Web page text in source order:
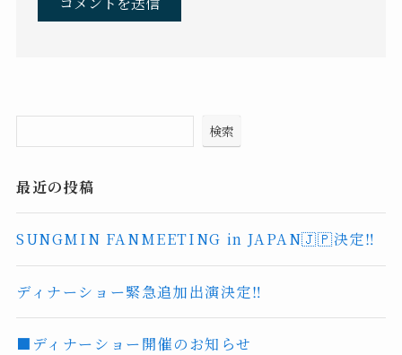
検索
最近の投稿
SUNGMIN FANMEETING in JAPAN🇯🇵決定‼️
ディナーショー緊急追加出演決定‼️
■ディナーショー開催のお知らせ